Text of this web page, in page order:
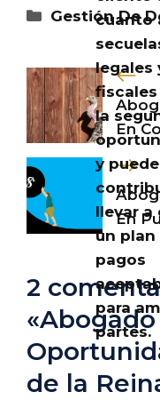
cuanto
legales
fiscales
la
y puede
llevar a
un plan
pagos
para
partes.
Categorías
Gestión De
En
En
2
de la